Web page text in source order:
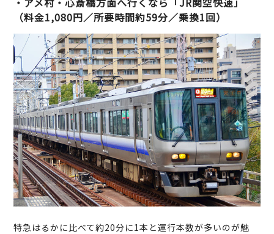
（料金1,080円／所要時間約59分／乗換1回）
特急はるかに比べて約20分に1本と運行本数が多いのが魅